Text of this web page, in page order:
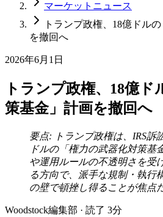
マーケットニュース
トランプ政権、18億ドル
を撤回へ
2026年6月1日
トランプ政権、18億ド
策基金」計画を撤回へ
要点: トランプ政権は、IRS訴
ドルの「権力の武器化対策基
や運用ルールの不透明さを受
る方向で、派手な規制・執行
の壁で頓挫し得ることが焦点
Woodstock編集部 · 読了 3分